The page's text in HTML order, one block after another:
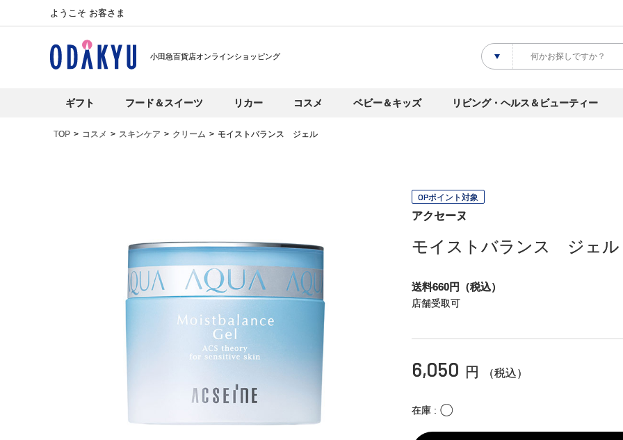
ようこそ お客さま
小田急百貨店オンラインショッピング
ギフト フード＆スイーツ リカー コスメ ベビー＆キッズ リビング・ヘルス＆ビューティー
TOP コスメ スキンケア クリーム モイストバランス ジェル
OPポイント対象
アクセーヌ
モイストバランス ジェル
送料660円（税込）
店舗受取可
6,050 円 （税込）
在庫 〇